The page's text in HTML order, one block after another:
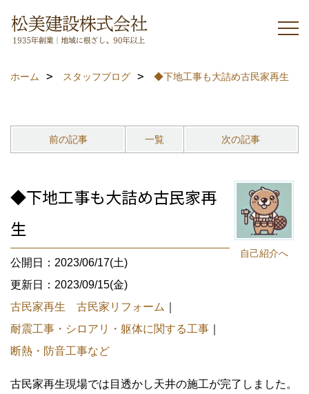
ホーム スタッフブログ ◆下地工事も大詰め古民家再生
前の記事 一覧 次の記事
自己紹介へ
◆下地工事も大詰め古民家再
生
公開日：2023/06/17(土)
更新日：2023/09/15(金)
古民家再生 古民家リフォーム
耐震工事・シロアリ・躯体に関する工事
断熱・防音工事など
古民家再生現場では目透かし天井の施工が完了しました。